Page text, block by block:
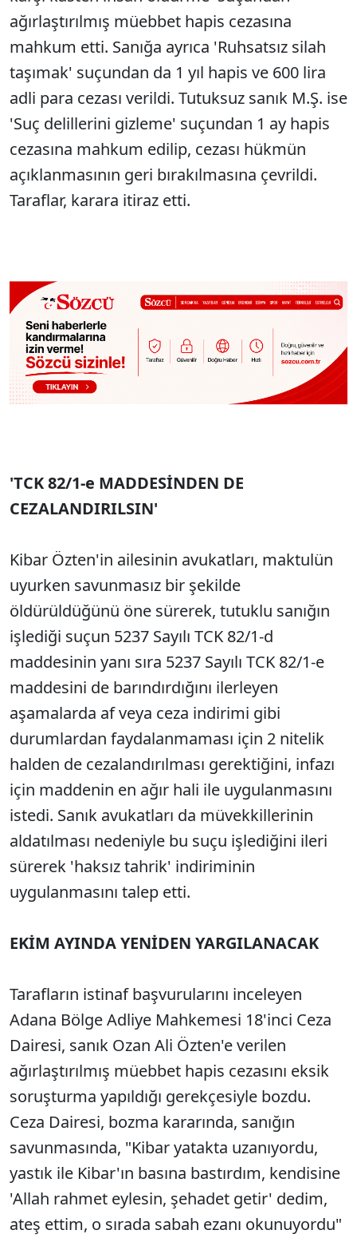
ağırlaştırılmış müebbet hapis cezasına
mahkum etti. Sanığa ayrıca 'Ruhsatsız silah
taşımak' suçundan da 1 yıl hapis ve 600 lira
adli para cezası verildi. Tutuksuz sanık M.Ş. ise
'Suç delillerini gizleme' suçundan 1 ay hapis
cezasına mahkum edilip, cezası hükmün
açıklanmasının geri bırakılmasına çevrildi.
Taraflar, karara itiraz etti.
'TCK 82/1-e MADDESİNDEN DE
CEZALANDIRILSIN'
Kibar Özten'in ailesinin avukatları, maktulün
uyurken savunmasız bir şekilde
öldürüldüğünü öne sürerek, tutuklu sanığın
işlediği suçun 5237 Sayılı TCK 82/1-d
maddesinin yanı sıra 5237 Sayılı TCK 82/1-e
maddesini de barındırdığını ilerleyen
aşamalarda af veya ceza indirimi gibi
durumlardan faydalanmaması için 2 nitelik
halden de cezalandırılması gerektiğini, infazı
için maddenin en ağır hali ile uygulanmasını
istedi. Sanık avukatları da müvekkillerinin
aldatılması nedeniyle bu suçu işlediğini ileri
sürerek 'haksız tahrik' indiriminin
uygulanmasını talep etti.
EKİM AYINDA YENİDEN YARGILANACAK
Tarafların istinaf başvurularını inceleyen
Adana Bölge Adliye Mahkemesi 18'inci Ceza
Dairesi, sanık Ozan Ali Özten'e verilen
ağırlaştırılmış müebbet hapis cezasını eksik
soruşturma yapıldığı gerekçesiyle bozdu.
Ceza Dairesi, bozma kararında, sanığın
savunmasında, "Kibar yatakta uzanıyordu,
yastık ile Kibar'ın basına bastırdım, kendisine
'Allah rahmet eylesin, şehadet getir' dedim,
ateş ettim, o sırada sabah ezanı okunuyordu"